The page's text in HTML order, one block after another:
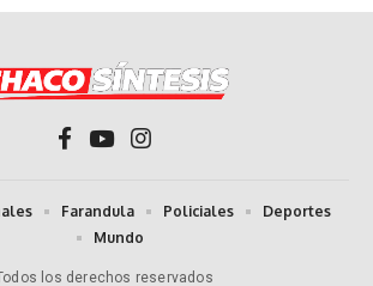
los derechos reservados
Farandula Policiales
Deportes
Mundo